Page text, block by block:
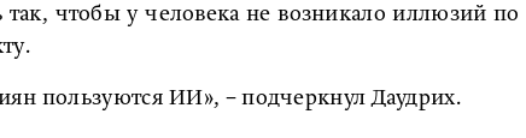
так, чтобы у человека не возникало иллюзий по
пользуются ИИ», − подчеркнул Даудрих.